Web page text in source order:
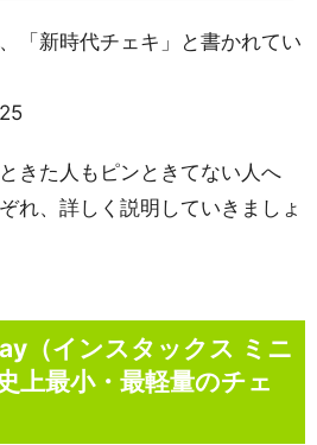
「新時代チェキ」と書かれてい
きた人もピンときてない人へ
れ、詳しく説明していきましょ
（インスタックス ミニ
上最小・最軽量のチェ